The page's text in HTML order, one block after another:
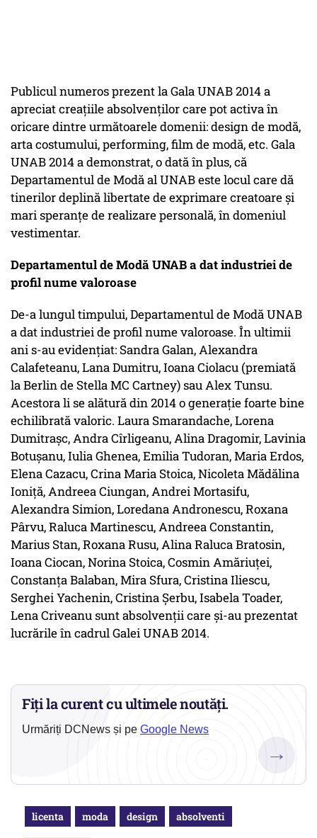
Publicul numeros prezent la Gala UNAB 2014 a
apreciat creațiile absolvenților care pot activa în
oricare dintre următoarele domenii: design de modă,
arta costumului, performing, film de modă, etc. Gala
UNAB 2014 a demonstrat, o dată în plus, că
Departamentul de Modă al UNAB este locul care dă
tinerilor deplină libertate de exprimare creatoare și
mari speranțe de realizare personală, în domeniul
vestimentar.
Departamentul de Modă UNAB a dat industriei de
profil nume valoroase
De-a lungul timpului, Departamentul de Modă UNAB
a dat industriei de profil nume valoroase. În ultimii
ani s-au evidențiat: Sandra Galan, Alexandra
Calafeteanu, Lana Dumitru, Ioana Ciolacu (premiată
la Berlin de Stella MC Cartney) sau Alex Tunsu.
Acestora li se alătură din 2014 o generație foarte bine
echilibrată valoric. Laura Smarandache, Lorena
Dumitrașc, Andra Cîrligeanu, Alina Dragomir, Lavinia
Botușanu, Iulia Ghenea, Emilia Tudoran, Maria Erdos,
Elena Cazacu, Crina Maria Stoica, Nicoleta Mădălina
Ioniță, Andreea Ciungan, Andrei Mortasifu,
Alexandra Simion, Loredana Andronescu, Roxana
Pârvu, Raluca Martinescu, Andreea Constantin,
Marius Stan, Roxana Rusu, Alina Raluca Bratosin,
Ioana Ciocan, Norina Stoica, Cosmin Amăriuței,
Constanța Balaban, Mira Sfura, Cristina Iliescu,
Serghei Yachenin, Cristina Șerbu, Isabela Toader,
Lena Criveanu sunt absolvenții care și-au prezentat
lucrările în cadrul Galei UNAB 2014.
Fiți la curent cu ultimele noutăți.
Urmăriți DCNews și pe Google News
→
licenta moda design absolventi